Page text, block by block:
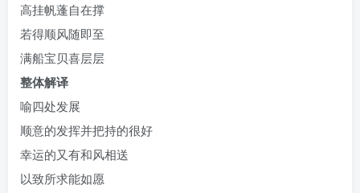
高挂帆蓬自在撑
若得顺风随即至
满船宝贝喜层层
整体解译
喻四处发展
顺意的发挥并把持的很好
幸运的又有和风相送
以致所求能如愿